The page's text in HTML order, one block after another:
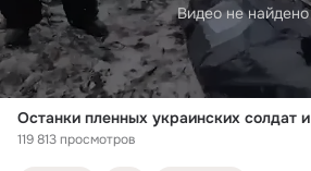
Видео не найдено
119 813 просмотров